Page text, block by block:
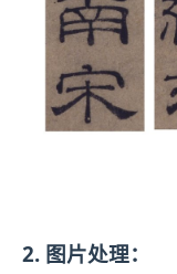
2. 图片处理：